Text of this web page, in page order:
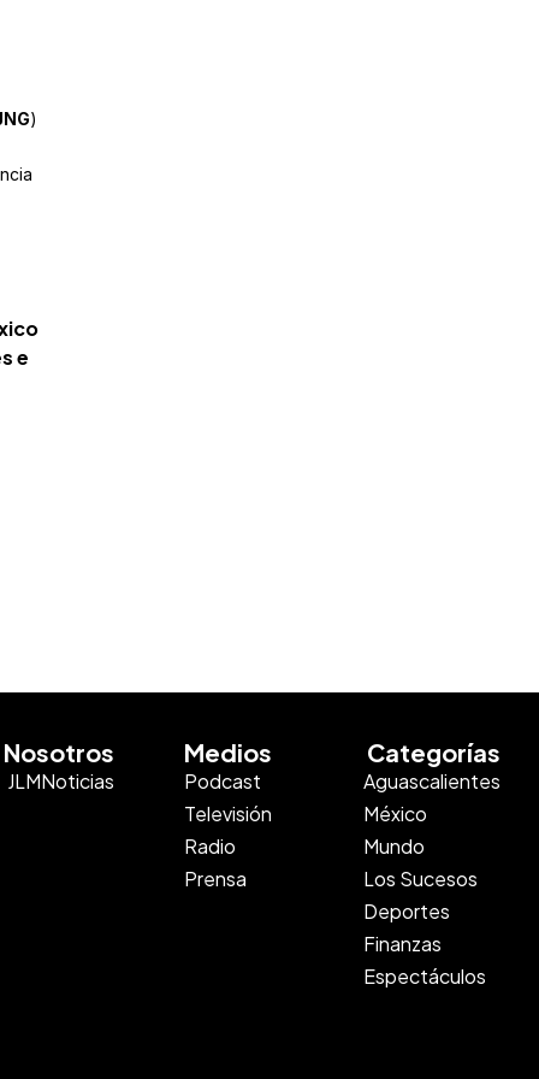
)
e
Nosotros
JLMNoticias
Medios
Podcast
Televisión
Radio
Prensa
Categorías
Aguascalientes
México
Mundo
Los Sucesos
Deportes
Finanzas
Espectáculos